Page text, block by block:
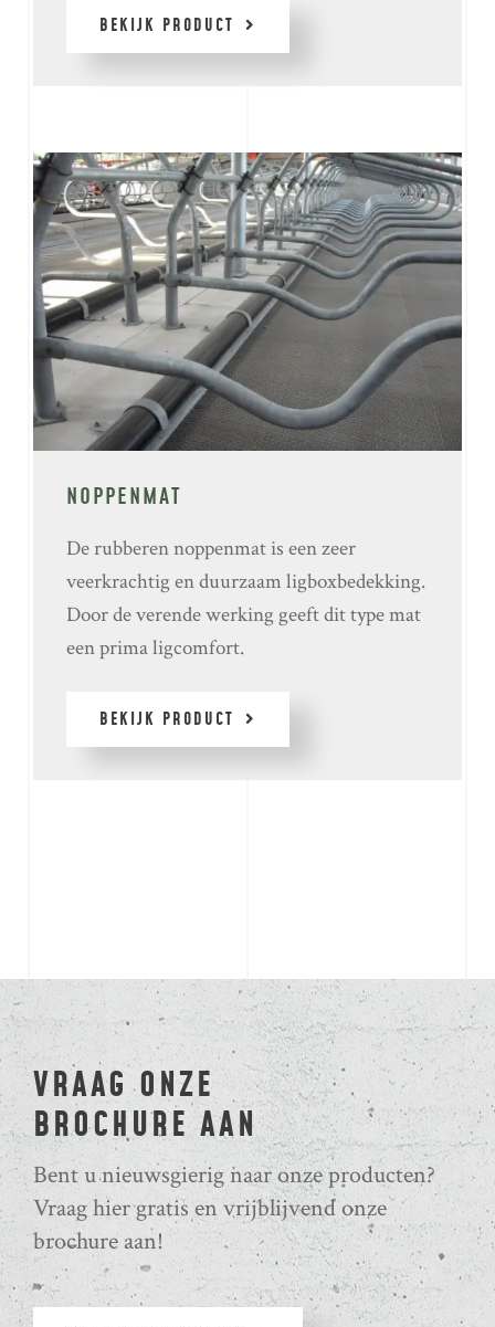
BEKIJK PRODUCT
NOPPENMAT
De rubberen noppenmat is een zeer
veerkrachtig en duurzaam ligboxbedekking.
Door de verende werking geeft dit type mat
een prima ligcomfort.
BEKIJK PRODUCT
VRAAG ONZE
BROCHURE AAN
Bent u nieuwsgierig naar onze producten?
Vraag hier gratis en vrijblijvend onze
brochure aan!